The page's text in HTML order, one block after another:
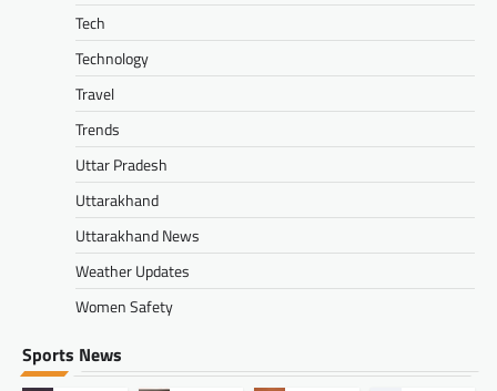
Tech
Technology
Travel
Trends
Uttar Pradesh
Uttarakhand
Uttarakhand News
Weather Updates
Women Safety
Sports News